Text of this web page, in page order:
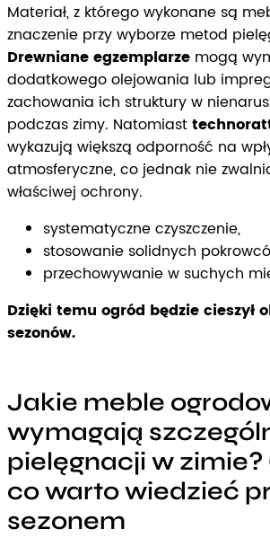
Materiał, z którego wykonane są
znaczenie przy wyborze metod
Drewniane egzemplarze mogą
dodatkowego olejowania lub
zachowania ich struktury w
podczas zimy. Natomiast
wykazują większą odporność na
atmosferyczne, co jednak nie
właściwej ochrony.
systematyczne czyszczenie,
stosowanie solidnych
przechowywanie w suchych
Dzięki temu ogród będzie cieszył
sezonów.
Jakie meble
wymagają
pielęgnacji w zimie?
co warto wiedzieć
sezonem